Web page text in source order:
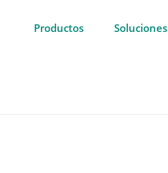
Productos Soluciones